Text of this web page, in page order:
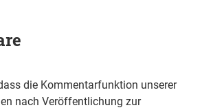
die Kommentarfunktion unserer
nach Veröffentlichung zur